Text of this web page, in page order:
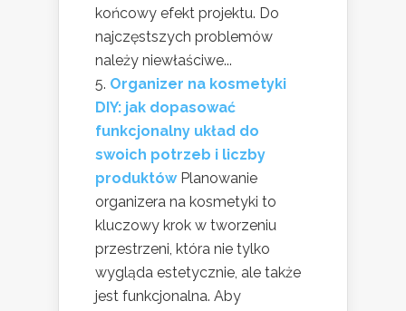
końcowy efekt projektu. Do
najczęstszych problemów
należy niewłaściwe...
Organizer na kosmetyki
DIY: jak dopasować
funkcjonalny układ do
swoich potrzeb i liczby
produktów Planowanie
organizera na kosmetyki to
kluczowy krok w tworzeniu
przestrzeni, która nie tylko
wygląda estetycznie, ale także
jest funkcjonalna. Aby